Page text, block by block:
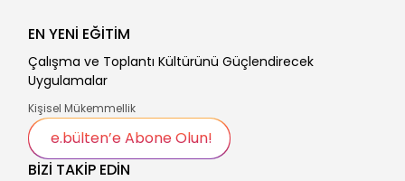
BİZİ TAKİP EDİN
EN YENİ EĞİTİM
Çalışma ve Toplantı Kültürünü Güçlendirecek
Uygulamalar
Kişisel Mükemmellik
e.bülten’e Abone Olun!